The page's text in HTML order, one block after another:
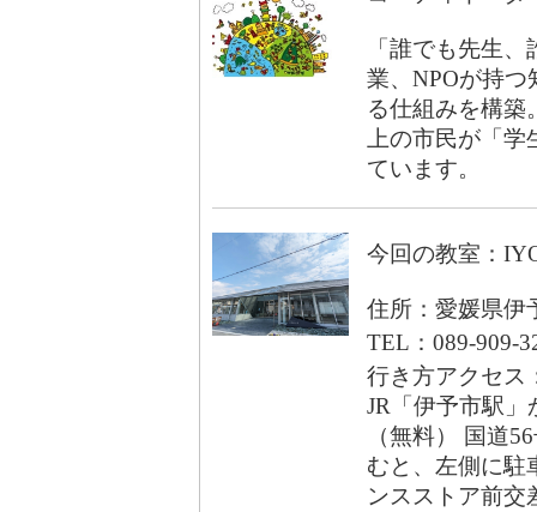
「誰でも先生
業、NPOが持
る仕組みを構築
上の市民が「
ています。
今回の教室：
住所：愛媛県伊
TEL：089-909-
行き方アクセス
JR「伊予市駅
（無料） 国道
むと、左側に駐
ンスストア前交